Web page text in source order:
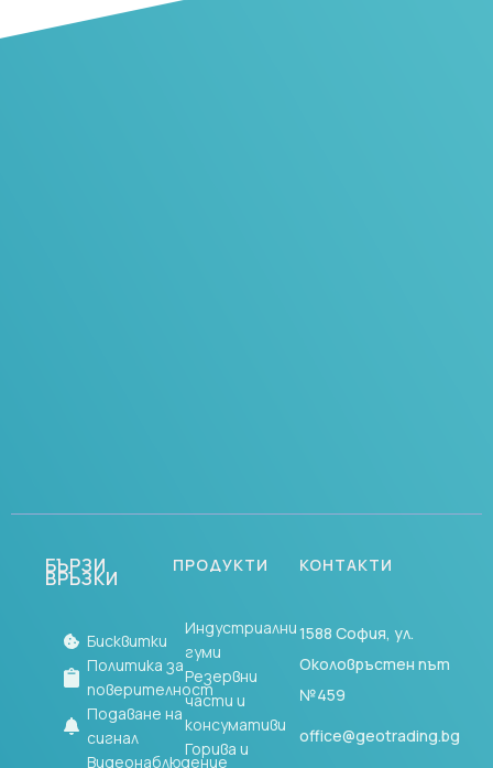
БЪРЗИ
ВРЪЗКИ
Бисквитки
Политика за
поверителност
Подаване на
сигнал
Видеонаблюдение
ПРОДУКТИ
Индустриални
гуми
Резервни
части и
консумативи
Горива и
КОНТАКТИ
1588 София, ул.
Околовръстен път
№459
office@geotrading.bg